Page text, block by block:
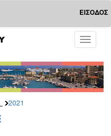
ΕΙΣΟΔΟΣ
Toggle
2021